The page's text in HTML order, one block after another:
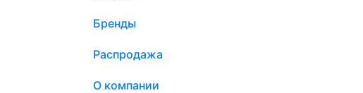
Бренды
Распродажа
О компании